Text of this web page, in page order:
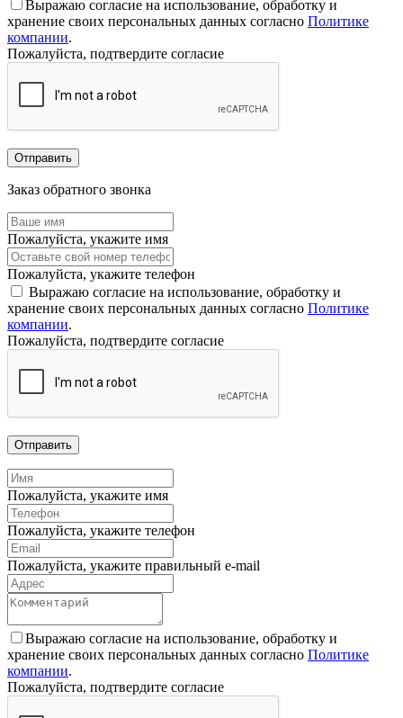
Выражаю согласие на использование, обработку и
хранение своих персональных данных согласно Политике
компании.
Пожалуйста, подтвердите согласие
Отправить
Заказ обратного звонка
Пожалуйста, укажите имя
Пожалуйста, укажите телефон
Выражаю согласие на использование, обработку и
хранение своих персональных данных согласно Политике
компании.
Пожалуйста, подтвердите согласие
Отправить
Пожалуйста, укажите имя
Пожалуйста, укажите телефон
Пожалуйста, укажите правильный e-mail
Выражаю согласие на использование, обработку и
хранение своих персональных данных согласно Политике
компании.
Пожалуйста, подтвердите согласие